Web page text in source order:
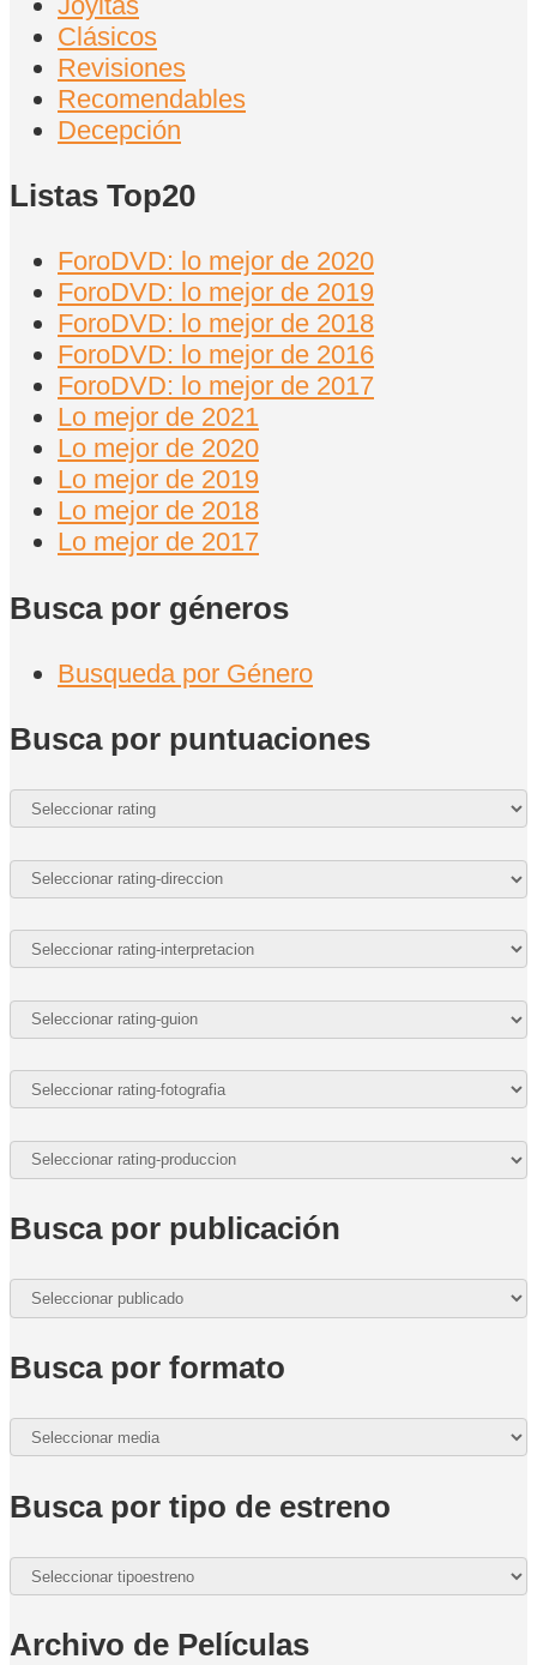
Clásicos
Revisiones
Recomendables
Decepción
Listas Top20
ForoDVD: lo mejor de 2020
ForoDVD: lo mejor de 2019
ForoDVD: lo mejor de 2018
ForoDVD: lo mejor de 2016
ForoDVD: lo mejor de 2017
Lo mejor de 2021
Lo mejor de 2020
Lo mejor de 2019
Lo mejor de 2018
Lo mejor de 2017
Busca por géneros
Busqueda por Género
Busca por puntuaciones
Busca por publicación
Busca por formato
Busca por tipo de estreno
Archivo de Películas